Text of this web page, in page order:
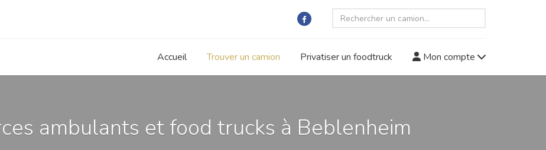
Accueil Trouver un camion Privatiser un foodtruck Mon compte
ambulants et food trucks à Beblenheim